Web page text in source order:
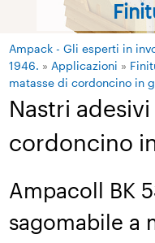
Ampack - Gli esperti in
1946. » Applicazioni »
matasse di cordoncino in
Nastri
cordoncino
Ampacoll BK
sagomabile a